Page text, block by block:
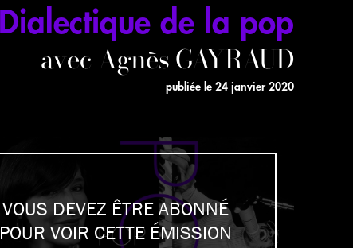
Dialectique de la pop
avec Agnès GAYRAUD
publiée le 24 janvier 2020
VOUS DEVEZ ÊTRE ABONNÉ
POUR VOIR CETTE ÉMISSION